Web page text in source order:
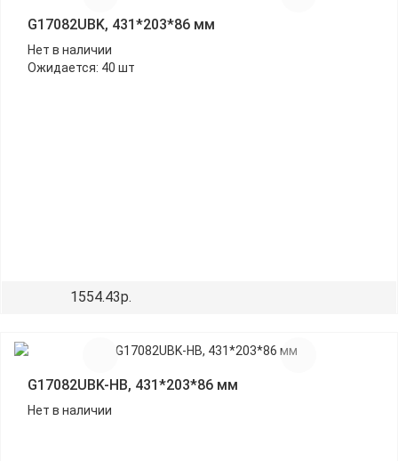
G17082UBK, 431*203*86 мм
Нет в наличии
Ожидается: 40 шт
1554.43р.
G17082UBK-HB, 431*203*86 мм
Нет в наличии